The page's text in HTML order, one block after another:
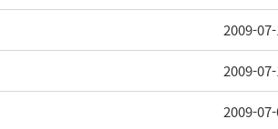
2009-
2009-
2009-